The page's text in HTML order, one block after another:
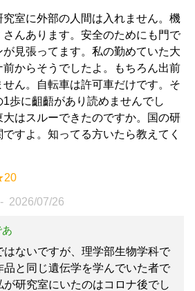
究室に外部の人間は入れません。機
さんあります。安全のためにも門で
が見張ってます。私の勤めていた大
前からそうでしたよ。もちろん出前
せん。自転車は許可車だけです。そ
1歩に齟齬があり読めませんでし
大はスルーできたのですか。国の研
すよ。知ってる方いたら教えてく
2026/07/26
はないですが、理学部生物学科で
品と同じ遺伝学を学んでいた者で
が研究室にいたのはコロナ後でし